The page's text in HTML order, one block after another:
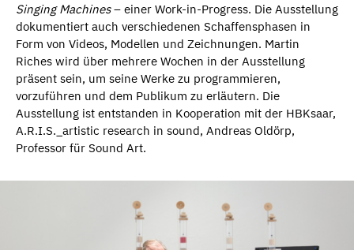
Singing Machines– einer Work-in-Progress. Die Ausstellung
dokumentiert auch verschiedenen Schaffensphasen in
Form von Videos, Modellen und Zeichnungen. Martin
Riches wird über mehrere Wochen in der Ausstellung
präsent sein, um seine Werke zu programmieren,
vorzuführen und dem Publikum zu erläutern. Die
Ausstellung ist entstanden in Kooperation mit der HBKsaar,
A.R.I.S._artistic research in sound, Andreas Oldörp,
Professor für Sound Art.